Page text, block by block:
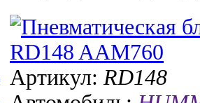
Артикул: RD148